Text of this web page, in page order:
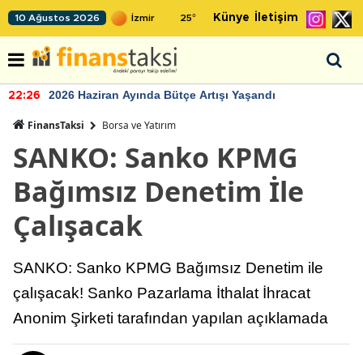
10 Ağustos 2026 25° Künye İletişim
22:26 2026 Haziran Ayında Bütçe Artışı Yaşandı
FinansTaksi Borsa ve Yatırım
SANKO: Sanko KPMG
Bağımsız Denetim İle
Çalışacak
SANKO: Sanko KPMG Bağımsız Denetim ile
çalışacak! Sanko Pazarlama İthalat İhracat
Anonim Şirketi tarafından yapılan açıklamada